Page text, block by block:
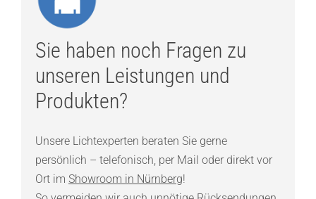
Sie haben noch Fragen zu
unseren Leistungen und
Produkten?
Unsere Lichtexperten beraten Sie gerne
persönlich – telefonisch, per Mail oder direkt vor
Ort im Showroom in Nürnberg!